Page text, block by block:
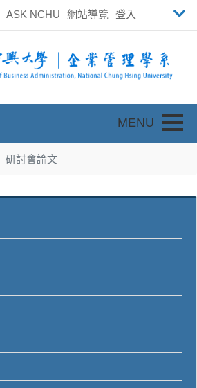
ASK NCHU 網站導覽 登入
研討會論文